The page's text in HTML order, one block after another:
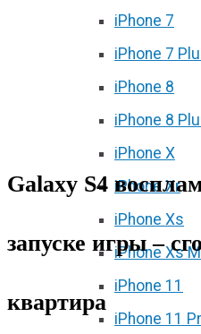
iPhone 7
iPhone 7
iPhone 8
iPhone 8
iPhone X
iPhone Xr
iPhone Xs
iPhone Xs
iPhone 11
iPhone 11
Galaxy S4
запуске игры –
квартира